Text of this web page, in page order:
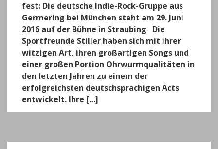
fest: Die deutsche Indie-Rock-Gruppe aus
Germering bei München steht am 29. Juni
2016 auf der Bühne in Straubing Die
Sportfreunde Stiller haben sich mit ihrer
witzigen Art, ihren großartigen Songs und
einer großen Portion Ohrwurmqualitäten in
den letzten Jahren zu einem der
erfolgreichsten deutschsprachigen Acts
entwickelt. Ihre […]